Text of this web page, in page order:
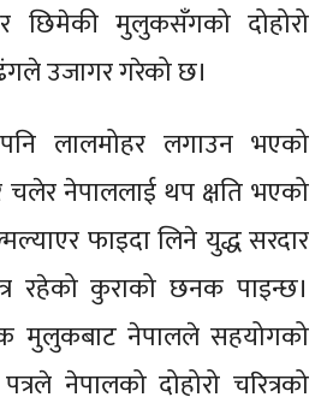
छिमेकी मुलुकसँगको दोहोरो
उजागर गरेको छ।
लालमोहर लगाउन भएको
चलेर नेपाललाई थप क्षति भएको
फाइदा लिने युद्ध सरदार
रहेको कुराको छनक पाइन्छ।
मुलुकबाट नेपालले सहयोगको
नेपालको दोहोरो चरित्रको